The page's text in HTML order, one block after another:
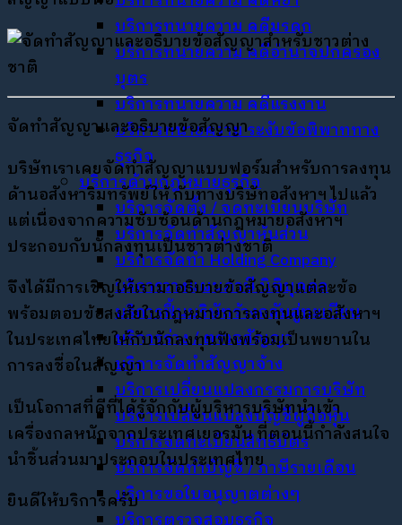
บริการทนายความ คดีมรดก
บริการทนายความ คดีอำนาจปกครอง
บุตร
บริการทนายความ คดีแรงงาน
บริการทนายความ ระงับข้อพิพาททาง
ธุรกิจ
บริการด้านกฎหมายธุรกิจ
บริการจัดตั้ง / จดทะเบียนบริษัท
บริการจัดทำสัญญาหุ้นส่วน
บริการจัดทำ Holding Company
บริการวางแผนภาษี นิติบุคคล
บริการฟื้นบริษัทร้างกลับสู่ทะเบียน
บริการร่าง / ตรวจสัญญา
บริการจัดทำสัญญาจ้าง
บริการเปลี่ยนแปลงกรรมการบริษัท
บริการเปลี่ยนแปลงบัญชีผู้ถือหุ้น
บริการจดทะเบียนสิทธิบัตร
บริการจัดทำบัญชี / ภาษีรายเดือน
บริการขอใบอนุญาตต่างๆ
บริการตรวจสอบธุรกิจ
จัดทำสัญญาและอธิบายข้อสัญญา
บริษัทเราเคยจัดทำสัญญาแบบฟอร์มสำหรับการลงทุน
ด้านอสังหาริมทรัพย์ให้ กับทางบริษัทอสังหาฯ ไปแล้ว
แต่เนื่องจากความซับซ้อนด้านกฎหมายอสังหาฯ
ประกอบกับนักลงทุนเป็นชาวต่างชาติ
จึงได้มีการเชิญให้เรามาอธิบายข้อสัญญาแต่ละข้อ
พร้อมตอบข้อสงสัยในกฎหมายการลงทุนและอสังหาฯ
ในประเทศไทยให้กับนักลงทุนฟังพร้อมเป็นพยานใน
การลงชื่อในสัญญา
เป็นโอกาสที่ดีที่ได้รู้จักกับผู้บริหารบริษัทนำเข้า
เครื่องกลหนักจากประเทศเยอรมัน ที่ตอนนี้กำลังสนใจ
นำชิ้นส่วนมาประกอบในประเทศไทย
ยินดีให้บริการครับ